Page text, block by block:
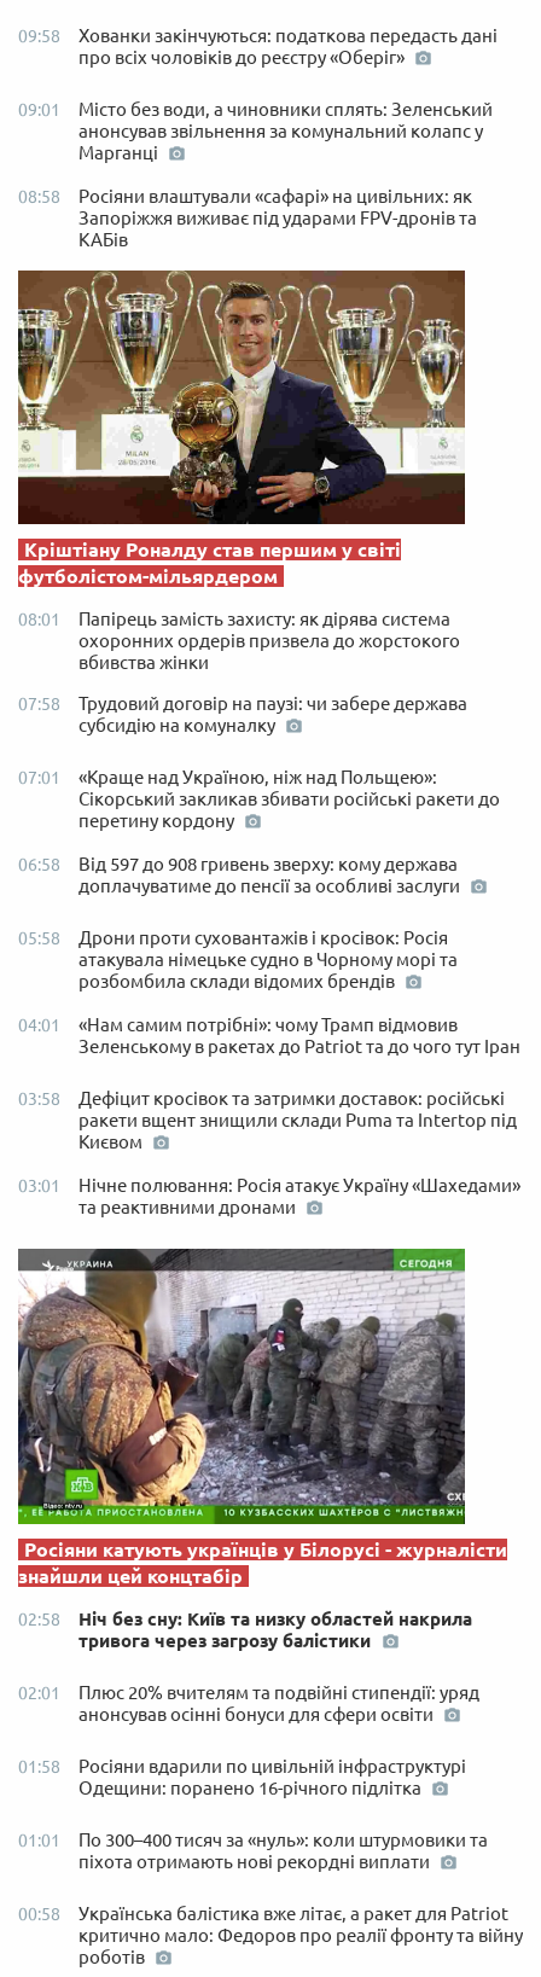
09:58
Хованки закінчуються: податкова передасть дані
про всіх чоловіків до реєстру «Оберіг»
09:01
Місто без води, а чиновники сплять: Зеленський
анонсував звільнення за комунальний колапс у
Марганці
08:58
Росіяни влаштували «сафарі» на цивільних: як
Запоріжжя виживає під ударами FPV-дронів та
КАБів
Кріштіану Роналду став першим у світі
футболістом-мільярдером
08:01
Папірець замість захисту: як дірява система
охоронних ордерів призвела до жорстокого
вбивства жінки
07:58
Трудовий договір на паузі: чи забере держава
субсидію на комуналку
07:01
«Краще над Україною, ніж над Польщею»:
Сікорський закликав збивати російські ракети до
перетину кордону
06:58
Від 597 до 908 гривень зверху: кому держава
доплачуватиме до пенсії за особливі заслуги
05:58
Дрони проти суховантажів і кросівок: Росія
атакувала німецьке судно в Чорному морі та
розбомбила склади відомих брендів
04:01
«Нам самим потрібні»: чому Трамп відмовив
Зеленському в ракетах до Patriot та до чого тут Іран
03:58
Дефіцит кросівок та затримки доставок: російські
ракети вщент знищили склади Puma та Intertop під
Києвом
03:01
Нічне полювання: Росія атакує Україну «Шахедами»
та реактивними дронами
Росіяни катують українців у Білорусі - журналісти
знайшли цей концтабір
02:58
Ніч без сну: Київ та низку областей накрила
тривога через загрозу балістики
02:01
Плюс 20% вчителям та подвійні стипендії: уряд
анонсував осінні бонуси для сфери освіти
01:58
Росіяни вдарили по цивільній інфраструктурі
Одещини: поранено 16-річного підлітка
01:01
По 300–400 тисяч за «нуль»: коли штурмовики та
піхота отримають нові рекордні виплати
00:58
Українська балістика вже літає, а ракет для Patriot
критично мало: Федоров про реалії фронту та війну
роботів